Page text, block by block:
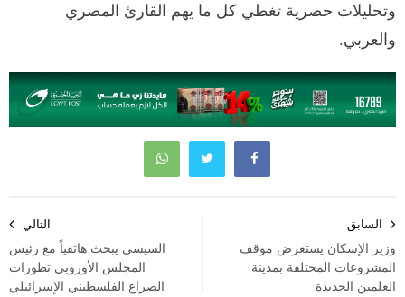
وتحليلات حصرية تغطي كل ما يهم القارئ المصري
والعربي.
المقالات
السابق
وزير الإسكان يستعرض موقف
المشروعات المختلفة بمدينة
العلمين الجديدة
التالي
السيسي يبحث هاتفياً مع رئيس
المجلس الأوروبي تطورات
الصراع الفلسطيني الإسرائيلي